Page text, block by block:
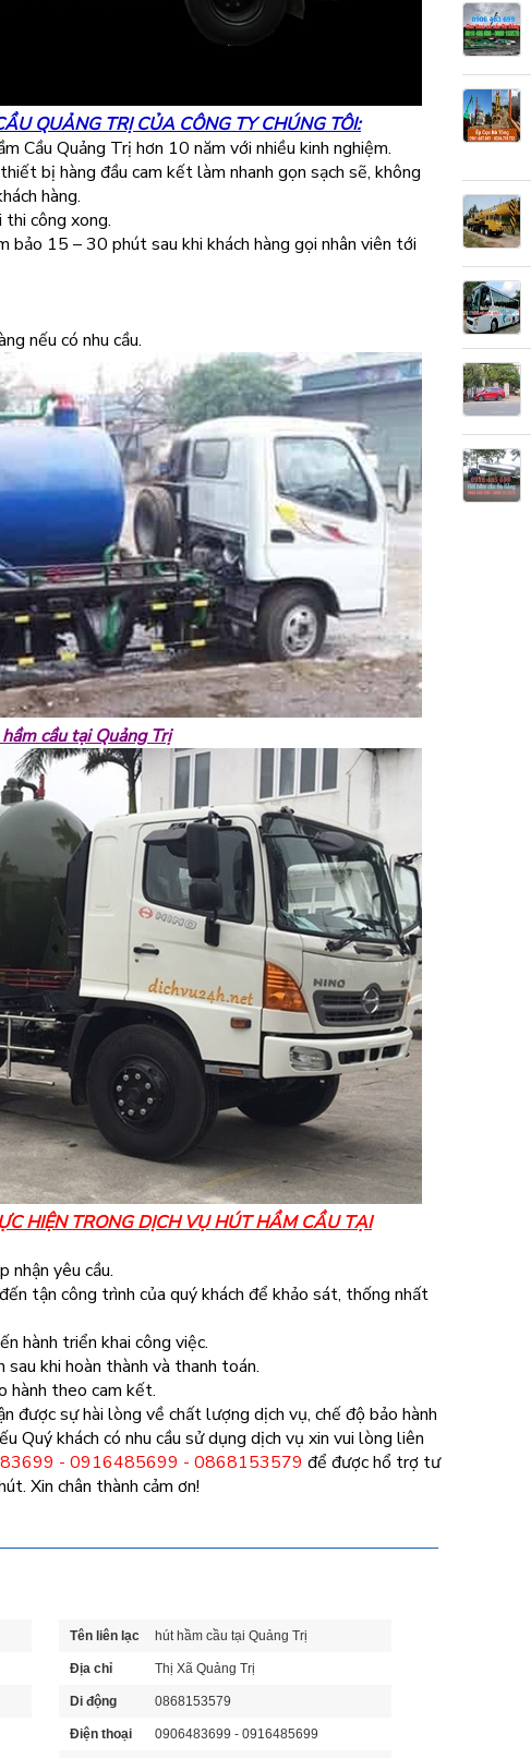
QUẢNG TRỊ CỦA CÔNG TY CHÚNG TÔI:
Cầu Quảng Trị hơn 10 năm với nhiều kinh nghiệm.
bị hàng đầu cam kết làm nhanh gọn sạch sẽ, không
hàng.
công xong.
bảo 15 – 30 phút sau khi khách hàng gọi nhân viên tới
nếu có nhu cầu.
cầu tại Quảng Trị
HIỆN TRONG DỊCH VỤ HÚT HẦM CẦU TẠI
nhận yêu cầu.
tận công trình của quý khách để khảo sát, thống nhất
hành triển khai công việc.
khi hoàn thành và thanh toán.
hành theo cam kết.
được sự hài lòng về chất lượng dịch vụ, chế độ bảo hành
Quý khách có nhu cầu sử dụng dịch vụ xin vui lòng liên
- 0916485699 - 0868153579 để được hổ trợ tư
Xin chân thành cảm ơn!
Tên liên lạc hút hầm cầu tại Quảng Trị
Địa chỉ Thị Xã Quảng Trị
Di động 0868153579
Điện thoại 0906483699 - 0916485699